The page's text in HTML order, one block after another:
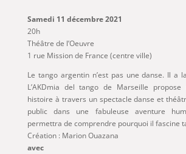
Samedi 11 décembre 2021
20h
Théâtre de l’Oeuvre
1 rue Mission de France (centre ville)
Le tango argentin n’est pas une danse. Il a
L’AKDmia del tango de Marseille
histoire à travers un spectacle danse et
public dans une fabuleuse aventure
permettra de comprendre pourquoi il fascine
Création : Marion Ouazana
avec